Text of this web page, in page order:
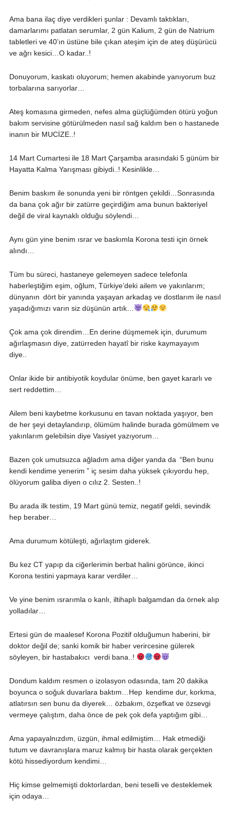
Ama bana ilaç diye verdikleri şunlar : Devamlı taktıkları,
damarlarımı patlatan serumlar, 2 gün Kalium, 2 gün de Natrium
tabletleri ve 40’ın üstüne bile çıkan ateşim için de ateş düşürücü
ve ağrı kesici…O kadar..!
Donuyorum, kaskatı oluyorum; hemen akabinde yanıyorum buz
torbalarına sarıyorlar…
Ateş komasına girmeden, nefes alma güçlüğümden ötürü yoğun
bakım servisine götürülmeden nasıl sağ kaldım ben o hastanede
inanın bir MUCİZE..!
14 Mart Cumartesi ile 18 Mart Çarşamba arasındaki 5 günüm bir
Hayatta Kalma Yarışması gibiydi..! Kesinlikle…
Benim baskım ile sonunda yeni bir röntgen çekildi…Sonrasında
da bana çok ağır bir zatürre geçirdiğim ama bunun bakteriyel
değil de viral kaynaklı olduğu söylendi…
Aynı gün yine benim ısrar ve baskımla Korona testi için örnek
alındı…
Tüm bu süreci, hastaneye gelemeyen sadece telefonla
haberleştiğim eşim, oğlum, Türkiye’deki ailem ve yakınlarım;
dünyanın dört bir yanında yaşayan arkadaş ve dostlarım ile nasıl
yaşadığımızı varın siz düşünün artık…
Çok ama çok direndim…En derine düşmemek için, durumum
ağırlaşmasın diye, zatürreden hayatî bir riske kaymayayım
diye..
Onlar ikide bir antibiyotik koydular önüme, ben gayet kararlı ve
sert reddettim…
Ailem beni kaybetme korkusunu en tavan noktada yaşıyor, ben
de her şeyi detaylandırıp, ölümüm halinde burada gömülmem ve
yakınlarım gelebilsin diye Vasiyet yazıyorum…
Bazen çok umutsuzca ağladım ama diğer yanda da “Ben bunu
kendi kendime yenerim ” iç sesim daha yüksek çıkıyordu hep,
ölüyorum galiba diyen o cılız 2. Sesten..!
Bu arada ilk testim, 19 Mart günü temiz, negatif geldi, sevindik
hep beraber…
Ama durumum kötüleşti, ağırlaştım giderek.
Bu kez CT yapıp da ciğerlerimin berbat halini görünce, ikinci
Korona testini yapmaya karar verdiler…
Ve yine benim ısrarımla o kanlı, iltihaplı balgamdan da örnek alıp
yolladılar…
Ertesi gün de maalesef Korona Pozitif olduğumun haberini, bir
doktor değil de; sanki komik bir haber verircesine gülerek
söyleyen, bir hastabakıcı verdi bana..!
Dondum kaldım resmen o izolasyon odasında, tam 20 dakika
boyunca o soğuk duvarlara baktım…Hep kendime dur, korkma,
atlatırsın sen bunu da diyerek… özbakım, özşefkat ve özsevgi
vermeye çalıştım, daha önce de pek çok defa yaptığım gibi…
Ama yapayalnızdım, üzgün, ihmal edilmiştim… Hak etmediği
tutum ve davranışlara maruz kalmış bir hasta olarak gerçekten
kötü hissediyordum kendimi…
Hiç kimse gelmemişti doktorlardan, beni teselli ve desteklemek
için odaya…